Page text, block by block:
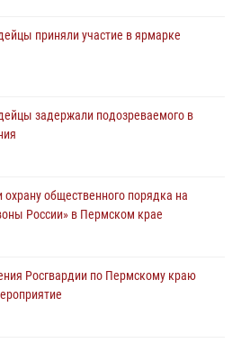
приняли участие в ярмарке
задержали подозреваемого в
общественного порядка на
России» в Пермском крае
Росгвардии по Пермскому краю